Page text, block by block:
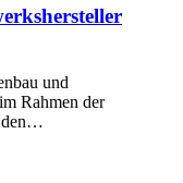
und
Rahmen der
den…